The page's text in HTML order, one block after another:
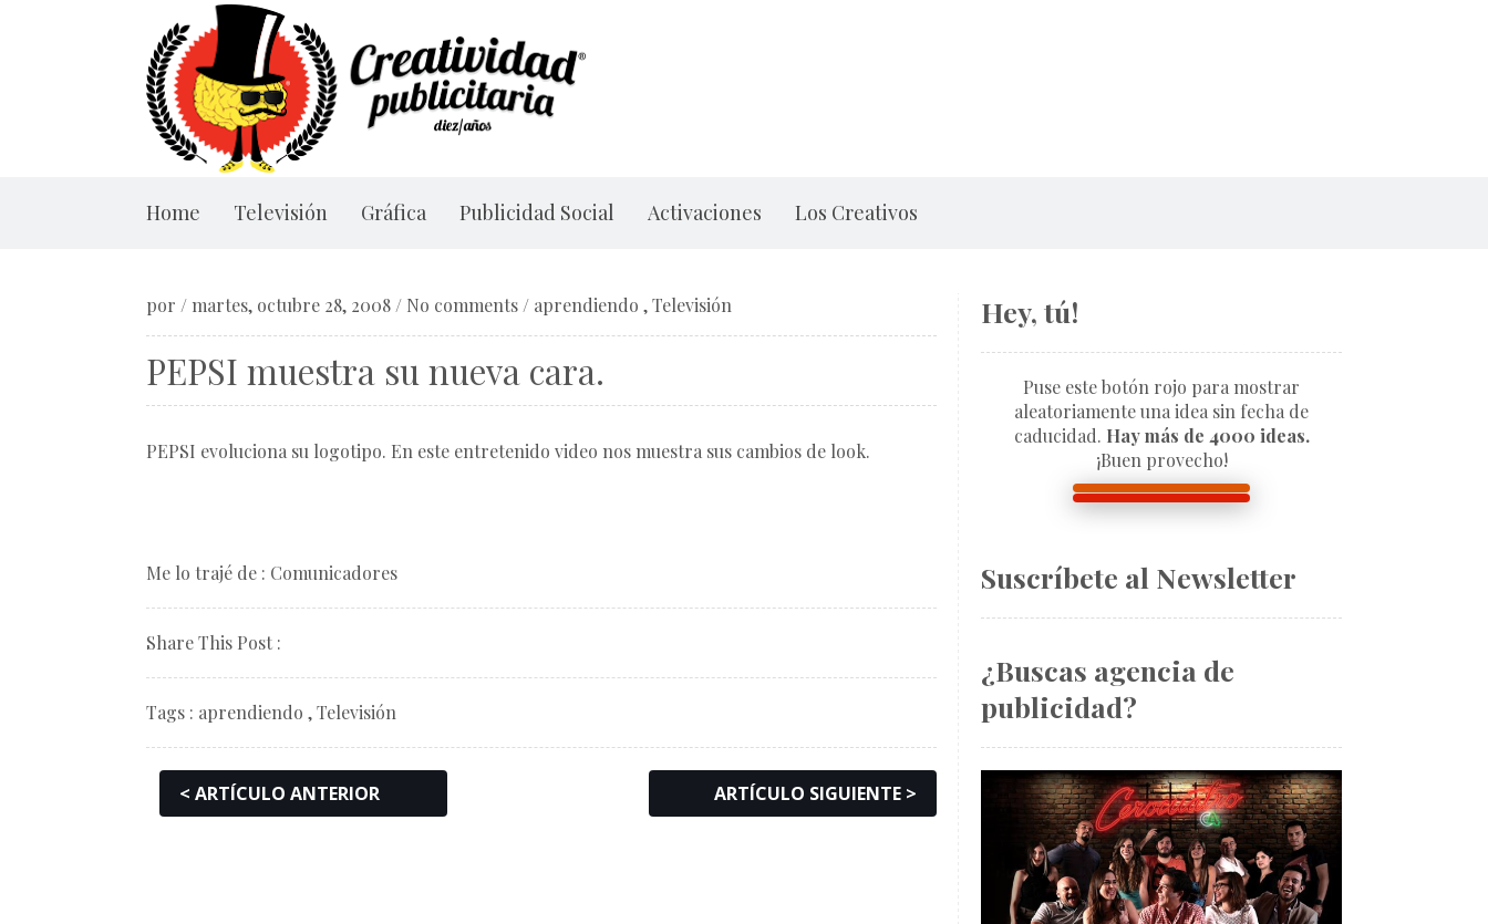
Home Televisión Gráfica Publicidad Social Activaciones Los Creativos
por / martes, octubre 28, 2008 / No comments / aprendiendo ,Televisión
PEPSI muestra su nueva cara.
PEPSI evoluciona su logotipo. En este entretenido video nos muestra sus cambios de look.
Me lo trajé de : Comunicadores
Share This Post :
Tags : aprendiendo ,Televisión
ARTÍCULO SIGUIENTE >
< ARTÍCULO ANTERIOR
Hey, tú!
Puse este botón rojo para mostrar
aleatoriamente una idea sin fecha de
caducidad. Hay más de 4000 ideas.
¡Buen provecho!
Suscríbete al Newsletter
¿Buscas agencia de
publicidad?